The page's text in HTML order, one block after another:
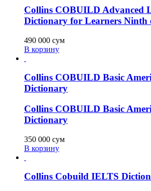
Collins COBUILD Advanced
Dictionary for Learners Ninth
490 000 сум
В корзину
Collins COBUILD Basic
Dictionary
Collins COBUILD Basic
Dictionary
350 000 сум
В корзину
Collins Cobuild IELTS